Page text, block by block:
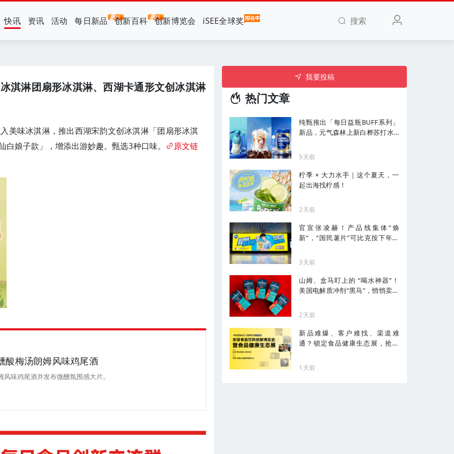
快讯 资讯 活动 每日新品 创新百科 创新博览会 iSEE全球奖 搜索
淇淋团扇形冰淇淋、西湖卡通形文创冰淇淋
美味冰淇淋，推出西湖宋韵文创冰淇淋「团扇形冰淇
白娘子款」，增添出游妙趣。甄选3种口味。
原文链
酸梅汤朗姆风味鸡尾酒
味鸡尾酒并发布微醺氛围感大片。
我要投稿
热门文章
纯甄推出「每日益瓶BUFF系列」
新品，元气森林上新白桦苏打水...
5天前
柠季 × 大力水手｜这个夏天，一
起出海找柠感！
2天前
官宣张凌赫！产品线集体“焕
新”，“国民薯片”可比克按下年轻
3天前
山姆、盒马盯上的 “喝水神器”！
美国电解质冲剂“黑马”，悄悄卖了
2天前
新品难爆、客户难找、渠道难
通？锁定食品健康生态展，抢占
1天前